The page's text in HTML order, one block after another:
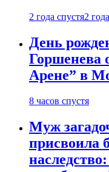
2 года спустя2
День
Горшенева
Арене” в
8 часов спустя
Муж
присвоила